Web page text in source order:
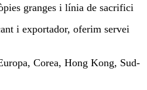
granges i línia de sacrifici
i exportador, oferim servei
Corea, Hong Kong, Sud-